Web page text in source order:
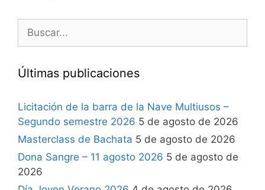
Últimas publicaciones
Licitación de la barra de la Nave Multiusos –
Segundo semestre 2026 5 de agosto de 2026
Masterclass de Bachata 5 de agosto de 2026
Dona Sangre – 11 agosto 2026 5 de agosto de
2026